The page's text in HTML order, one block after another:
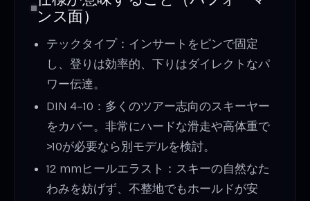
ンス面）
テックタイプ：インサートをピンで固定
し、登りは効率的、下りはダイレクトなパ
ワー伝達。
DIN 4–10：多くのツアー志向のスキーヤー
をカバー。非常にハードな滑走や高体重で
>10が必要なら別モデルを検討。
12 mmヒールエラスト：スキーの自然なた
わみを妨げず、不整地でもホールドが安